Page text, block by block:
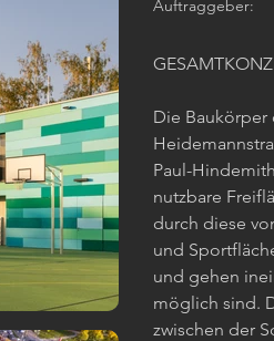
Auftraggeber:
Die Baukörper
Paul-
nutzbare
durch diese
und
und gehen
möglich sind.
zwischen der